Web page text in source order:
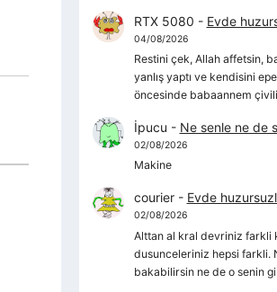
RTX 5080 - Evde
04/08/2026
Restini çek, Allah affetsin,
yanlış yaptı ve kendisini
öncesinde babaannem
İpucu - Ne senle ne de
02/08/2026
Makine
courier- Evde
02/08/2026
Alttan al kral devriniz farkli
dusunceleriniz hepsi farkli.
bakabilirsin ne de o senin